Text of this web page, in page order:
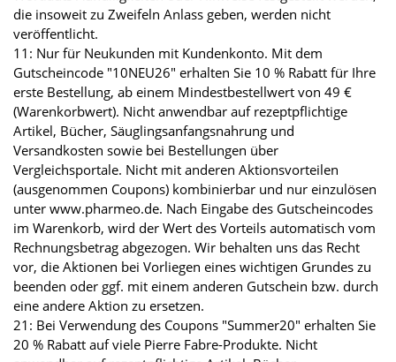
die insoweit zu Zweifeln Anlass geben, werden nicht
veröffentlicht.
11: Nur für Neukunden mit Kundenkonto. Mit dem
Gutscheincode "10NEU26" erhalten Sie 10 % Rabatt für Ihre
erste Bestellung, ab einem Mindestbestellwert von 49 €
(Warenkorbwert). Nicht anwendbar auf rezeptpflichtige
Artikel, Bücher, Säuglingsanfangsnahrung und
Versandkosten sowie bei Bestellungen über
Vergleichsportale. Nicht mit anderen Aktionsvorteilen
(ausgenommen Coupons) kombinierbar und nur einzulösen
unter www.pharmeo.de. Nach Eingabe des Gutscheincodes
im Warenkorb, wird der Wert des Vorteils automatisch vom
Rechnungsbetrag abgezogen. Wir behalten uns das Recht
vor, die Aktionen bei Vorliegen eines wichtigen Grundes zu
beenden oder ggf. mit einem anderen Gutschein bzw. durch
eine andere Aktion zu ersetzen.
21: Bei Verwendung des Coupons "Summer20" erhalten Sie
20 % Rabatt auf viele Pierre Fabre-Produkte. Nicht